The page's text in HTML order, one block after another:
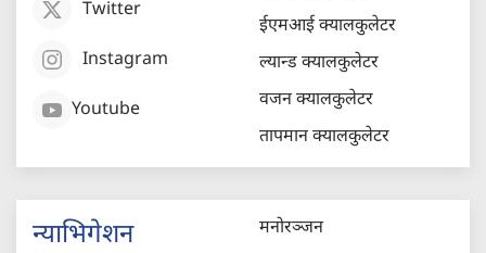
Twitter
Instagram
Youtube
ईएमआई क्यालकुलेटर
ल्यान्ड क्यालकुलेटर
वजन क्यालकुलेटर
तापमान क्यालकुलेटर
न्याभिगेशन मनोरञ्जन